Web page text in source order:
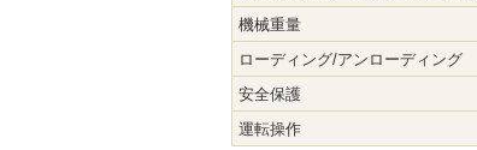
機械重量
ローディング/アンローディング
安全保護
運転操作